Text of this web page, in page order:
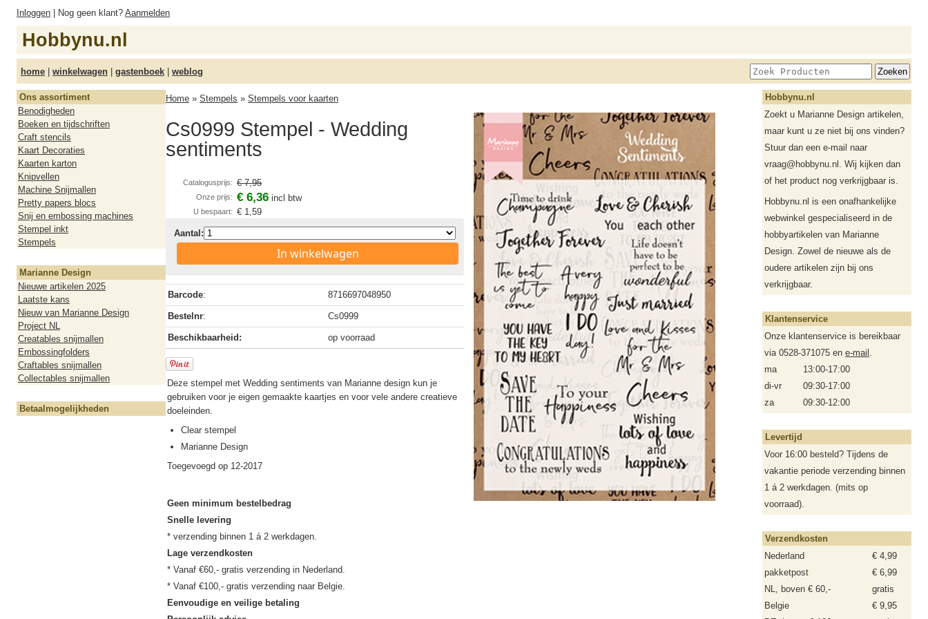
Inloggen | Nog geen klant? Aanmelden
Hobbynu.nl
home | winkelwagen | gastenboek | weblog
Ons assortiment
Benodigheden
Boeken en tijdschriften
Craft stencils
Kaart Decoraties
Kaarten karton
Knipvellen
Machine Snijmallen
Pretty papers blocs
Snij en embossing machines
Stempel inkt
Stempels
Marianne Design
Nieuwe artikelen 2025
Laatste kans
Nieuw van Marianne Design
Project NL
Creatables snijmallen
Embossingfolders
Craftables snijmallen
Collectables snijmallen
Betaalmogelijkheden
Home » Stempels » Stempels voor kaarten
Cs0999 Stempel - Wedding
sentiments
Catalogusprijs: € 7,95
Onze prijs: € 6,36 incl btw
U bespaart: € 1,59
Aantal:
In winkelwagen
Barcode: 8716697048950
Bestelnr: Cs0999
Beschikbaarheid: op voorraad
Deze stempel met Wedding sentiments van Marianne design kun je
gebruiken voor je eigen gemaakte kaartjes en voor vele andere creatieve
doeleinden.
Clear stempel
Marianne Design
Toegevoegd op 12-2017
Geen minimum bestelbedrag
Snelle levering
Lage verzendkosten
* Vanaf €60,- gratis verzending in Nederland.
Eenvoudige en veilige betaling
Hobbynu.nl
Zoekt u Marianne Design artikelen,
maar kunt u ze niet bij ons vinden?
Stuur dan een e-mail naar
vraag@hobbynu.nl. Wij kijken dan
of het product nog verkrijgbaar is.
Hobbynu.nl is een onafhankelijke
webwinkel gespecialiseerd in de
hobbyartikelen van Marianne
Design. Zowel de nieuwe als de
oudere artikelen zijn bij ons
verkrijgbaar.
Klantenservice
Onze klantenservice is bereikbaar
via 0528-371075 en e-mail .
ma
13:00-17:00
di-vr
09:30-17:00
za
09:30-12:00
Levertijd
Voor 16:00 besteld? Tijdens de
vakantie periode verzending binnen
1 á 2 werkdagen. (mits op
voorraad).
Verzendkosten
Nederland
€ 4,99
pakketpost
€ 6,99
NL, boven € 60,-
gratis
Belgie
€ 9,95